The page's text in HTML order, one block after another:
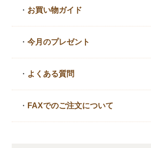
・ お買い物ガイド
・今月のプレゼント
・ よくある質問
・ FAXでのご注文について